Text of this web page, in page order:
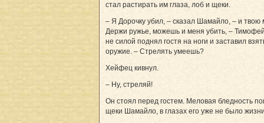
стал растирать им глаза, лоб и щеки.
– Я Дорочку убил, – сказал Шамайло, – и твою
Держи ружье, можешь и меня убить, –
не силой поднял гостя на ноги и заставил
оружие. – Стрелять умеешь?
Хейфец кивнул.
– Ну, стреляй!
Он стоял перед гостем. Меловая бледность
щеки Шамайло, в глазах его уже не было